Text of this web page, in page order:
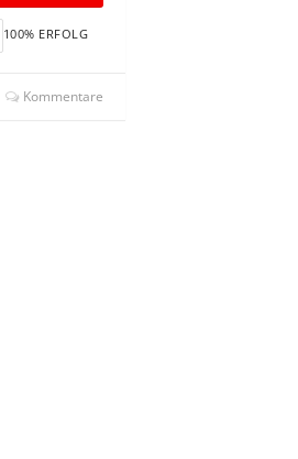
100% ERFOLG
Kommentare